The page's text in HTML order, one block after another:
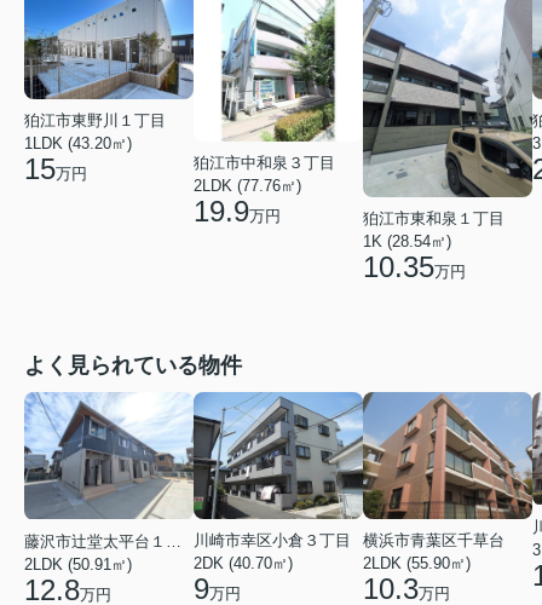
狛江市東野川１丁目
1LDK (43.20㎡)
15万円
狛江市中和泉３丁目
2LDK (77.76㎡)
19.9万円
狛江市東和泉１丁目
1K (28.54㎡)
10.35万円
よく見られている物件
2LDK (50.91㎡)
12.8万円
川崎市幸区小倉３丁目
2DK (40.70㎡)
9万円
横浜市青葉区千草台
2LDK (55.90㎡)
10.3万円